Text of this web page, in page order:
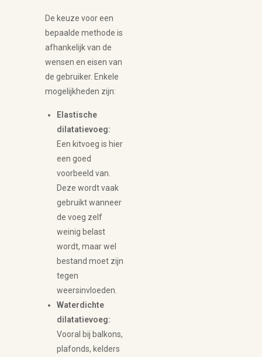
De keuze voor een
bepaalde methode is
afhankelijk van de
wensen en eisen van
de gebruiker. Enkele
mogelijkheden zijn:
Elastische
dilatatievoeg:
Een kitvoeg is hier
een goed
voorbeeld van.
Deze wordt vaak
gebruikt wanneer
de voeg zelf
weinig belast
wordt, maar wel
bestand moet zijn
tegen
weersinvloeden.
Waterdichte
dilatatievoeg:
Vooral bij balkons,
plafonds, kelders